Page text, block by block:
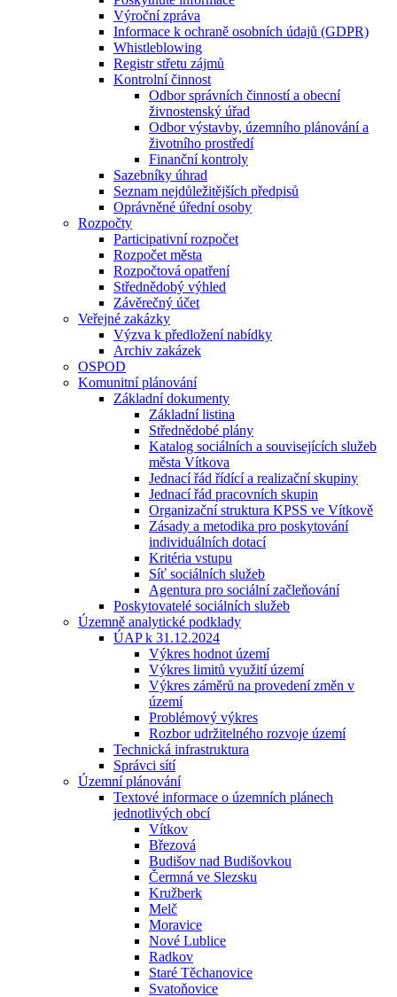
Výroční zpráva
Informace k ochraně osobních údajů (GDPR)
Whistleblowing
Registr střetu zájmů
Kontrolní činnost
Odbor správních činností a obecní
živnostenský úřad
Odbor výstavby, územního plánování a
životního prostředí
Finanční kontroly
Sazebníky úhrad
Seznam nejdůležitějších předpisů
Oprávněné úřední osoby
Rozpočty
Participativní rozpočet
Rozpočet města
Rozpočtová opatření
Střednědobý výhled
Závěrečný účet
Veřejné zakázky
Výzva k předložení nabídky
Archiv zakázek
OSPOD
Komunitní plánování
Základní dokumenty
Základní listina
Střednědobé plány
Katalog sociálních a souvisejících služeb
města Vítkova
Jednací řád řídící a realizační skupiny
Jednací řád pracovních skupin
Organizační struktura KPSS ve Vítkově
Zásady a metodika pro poskytování
individuálních dotací
Kritéria vstupu
Síť sociálních služeb
Agentura pro sociální začleňování
Poskytovatelé sociálních služeb
Územně analytické podklady
ÚAP k 31.12.2024
Výkres hodnot území
Výkres limitů využití území
Výkres záměrů na provedení změn v
území
Problémový výkres
Rozbor udržitelného rozvoje území
Technická infrastruktura
Správci sítí
Územní plánování
Textové informace o územních plánech
jednotlivých obcí
Vítkov
Březová
Budišov nad Budišovkou
Čermná ve Slezsku
Kružberk
Melč
Moravice
Nové Lublice
Radkov
Staré Těchanovice
Svatoňovice